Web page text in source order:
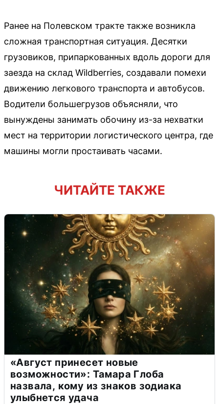
Ранее на Полевском тракте также возникла
сложная транспортная ситуация. Десятки
грузовиков, припаркованных вдоль дороги для
заезда на склад Wildberries, создавали помехи
движению легкового транспорта и автобусов.
Водители большегрузов объясняли, что
вынуждены занимать обочину из-за нехватки
мест на территории логистического центра, где
машины могли простаивать часами.
ЧИТАЙТЕ ТАКЖЕ
«Август принесет новые
возможности»: Тамара Глоба
назвала, кому из знаков зодиака
улыбнется удача